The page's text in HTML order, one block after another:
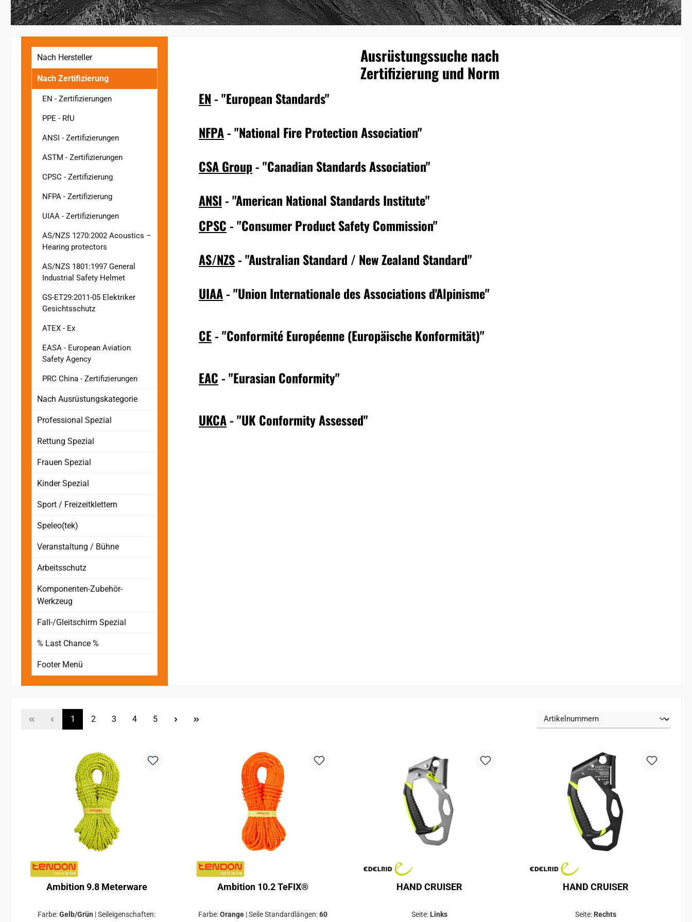
Nach Hersteller
Nach Zertifizierung
EN - Zertifizierungen
PPE - RfU
ANSI - Zertifizierungen
ASTM - Zertifizierungen
CPSC - Zertifizierung
NFPA - Zertifizierung
UIAA - Zertifizierungen
AS/NZS 1270:2002 Acoustics –
Hearing protectors
AS/NZS 1801:1997 General
Industrial Safety Helmet
GS-ET29:2011-05 Elektriker
Gesichtsschutz
ATEX - Ex
EASA - European Aviation
Safety Agency
PRC China - Zertifizierungen
Nach Ausrüstungskategorie
Professional Spezial
Rettung Spezial
Frauen Spezial
Kinder Spezial
Sport / Freizeitklettern
Speleo(tek)
Veranstaltung / Bühne
Arbeitsschutz
Komponenten-Zubehör-
Werkzeug
Fall-/Gleitschirm Spezial
% Last Chance %
Footer Menü
Ausrüstungssuche nach
Zertifizierung und Norm
EN- "European Standards"
NFPA- "National Fire Protection Association"
CSA Group- "Canadian Standards Association"
ANSI- "American National Standards Institute"
CPSC- "Consumer Product Safety Commission"
AS/NZS- "Australian Standard / New Zealand Standard"
UIAA- "Union Internationale des Associations d'Alpinisme"
CE- "Conformité Européenne (Europäische Konformität)"
EAC- "Eurasian Conformity"
UKCA- "UK Conformity Assessed"
Seite
1 Seite
2 Seite
3 Seite
4 Seite
5
Ambition 9.8 Meterware
Farbe:Gelb/Grün |Seileigenschaften:
Ambition 10.2 TeFIX®
Farbe:Orange |Seile Standardlängen:60
HAND CRUISER
Seite: Links
HAND CRUISER
Seite: Rechts